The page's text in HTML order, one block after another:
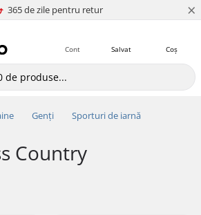
365 de zile pentru retur
4.8 a 5 ×
Coș
Salvat
Cont
Genți
Sporturi de iarnă
Country